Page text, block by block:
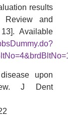
results
Review and
Available
upon
J Dent